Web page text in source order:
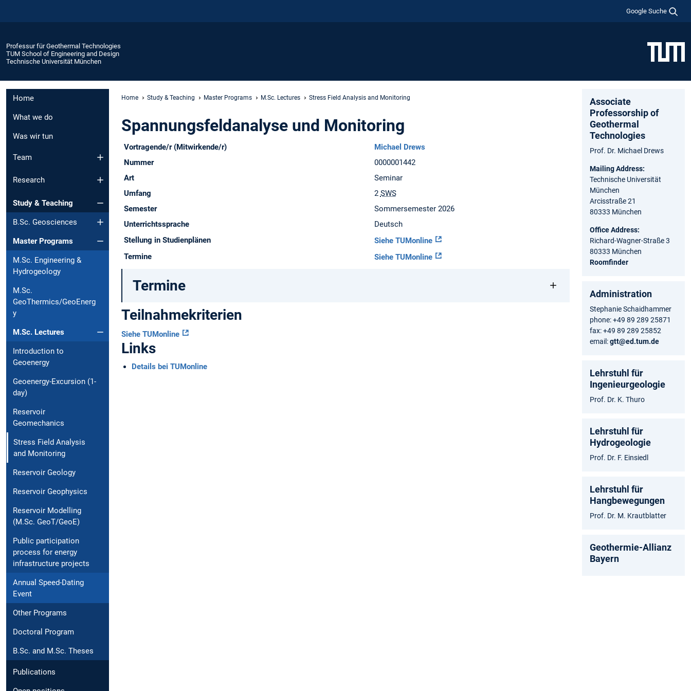
Google Suche
Professur für Geothermal Technologies
TUM School of Engineering and Design
Technische Universität München
Home
What we do
Was wir tun
Team
Research
Study & Teaching
B.Sc. Geosciences
Master Programs
M.Sc. Engineering &
Hydrogeology
M.Sc.
GeoThermics/GeoEnerg
y
M.Sc. Lectures
Introduction to
Geoenergy
Geoenergy-Excursion (1-
day)
Reservoir
Geomechanics
Stress Field Analysis
and Monitoring
Reservoir Geology
Reservoir Geophysics
Reservoir Modelling
(M.Sc. GeoT/GeoE)
Public participation
process for energy
infrastructure projects
Annual Speed-Dating
Event
Other Programs
Doctoral Program
B.Sc. and M.Sc. Theses
Publications
Home Study & Teaching Master Programs M.Sc. Lectures Stress Field Analysis and Monitoring
Spannungsfeldanalyse und Monitoring
Vortragende/r (Mitwirkende/r)
Michael Drews
Nummer
0000001442
Art
Seminar
Umfang
2 SWS
Semester
Sommersemester 2026
Unterrichtssprache
Deutsch
Stellung in Studienplänen
Siehe TUMonline
Termine
Siehe TUMonline
Termine
Teilnahmekriterien
Siehe TUMonline
Links
Details bei TUMonline
Associate
Professorship of
Geothermal
Technologies
Prof. Dr. Michael Drews
Mailing Address:
Technische Universität
München
Arcisstraße 21
80333 München
Office Address:
Richard-Wagner-Straße 3
80333 München
Roomfinder
Administration
Stephanie Schaidhammer
phone: +49 89 289 25871
fax: +49 89 289 25852
email:gtt@ed.tum.de
Lehrstuhl für
Ingenieurgeologie
Prof. Dr. K. Thuro
Lehrstuhl für
Hydrogeologie
Prof. Dr. F. Einsiedl
Lehrstuhl für
Hangbewegungen
Prof. Dr. M. Krautblatter
Geothermie-Allianz
Bayern